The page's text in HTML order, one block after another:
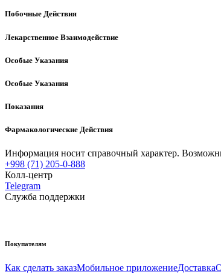
Побочные Действия
Лекарственное Взаимодействие
Особые Указания
Особые Указания
Показания
Фармакологические Действия
Информация носит справочный характер.
+998 (71) 205-0-888
Колл-центр
Telegram
Служба поддержки
Покупателям
Как сделать заказМобильное приложениеДоставка